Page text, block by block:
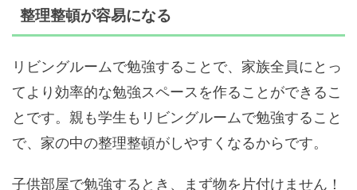
整理整頓が容易になる
リビングルームで勉強することで、家族全員にとっ
てより効率的な勉強スペースを作ることができるこ
とです。親も学生もリビングルームで勉強すること
で、家の中の整理整頓がしやすくなるからです。
子供部屋で勉強するとき、まず物を片付けません！